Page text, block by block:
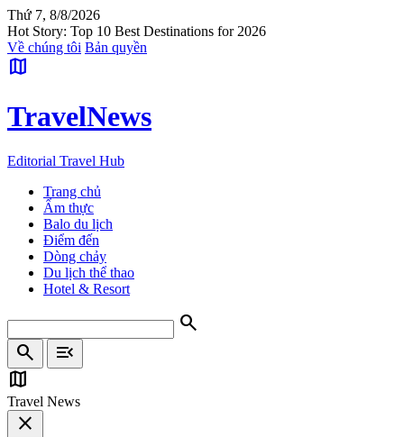
Thứ 7, 8/8/2026
Hot Story: Top 10 Best Destinations for 2026
Về chúng tôi Bản quyền
map
TravelNews
Editorial Travel Hub
Trang chủ
Ẩm thực
Balo du lịch
Điểm đến
Dòng chảy
Du lịch thể thao
Hotel & Resort
search
search
menu_open
map
Travel News
close